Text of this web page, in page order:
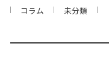
コラム 未分類